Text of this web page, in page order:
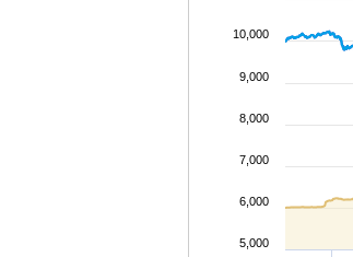
5,000
6,000
7,000
8,000
9,000
10,000